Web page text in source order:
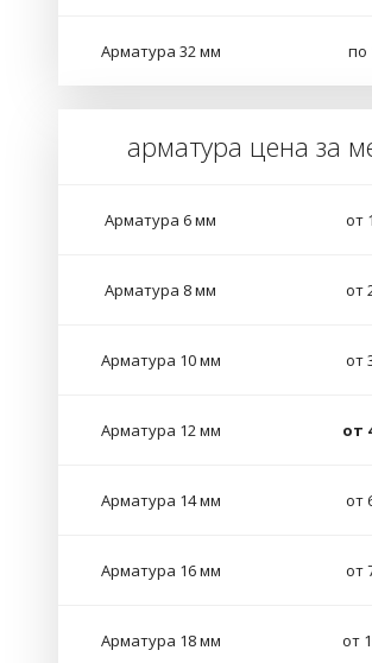
Арматура 32 мм по
арматура цена за
Арматура 6 мм от
Арматура 8 мм от
Арматура 10 мм от
Арматура 12 мм от
Арматура 14 мм от
Арматура 16 мм от
Арматура 18 мм от